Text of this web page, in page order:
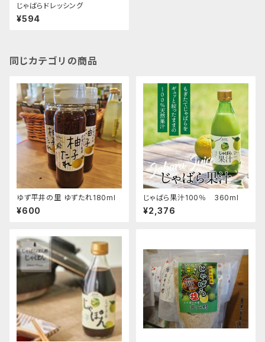
じゃばらドレッシング
¥594
同じカテゴリの商品
ゆず平井の里 ゆずたれ180ml
¥600
じゃばら果汁100％ 360ml
¥2,376